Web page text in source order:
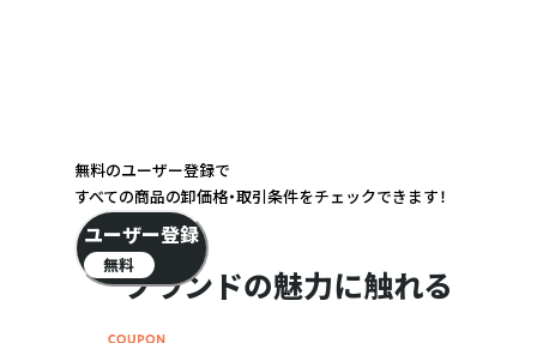
ブランドの魅力に触れる
無料のユーザー登録で
すべての商品の卸価格・取引条件をチェックできます！
ユーザー登録
無料